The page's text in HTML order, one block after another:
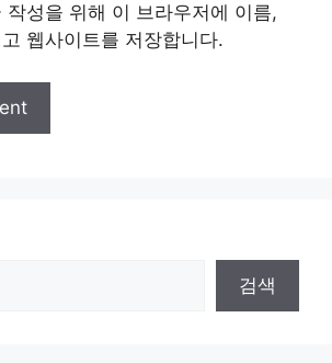
작성을 위해 이 브라우저에 이름,
웹사이트를 저장합니다.
검색